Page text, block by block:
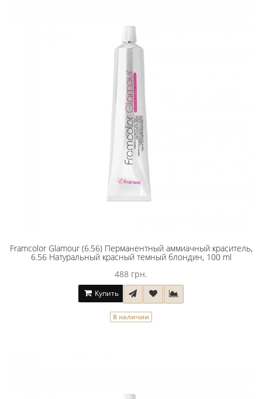
Framcolor Glamour (6.56) Перманентный аммиачный краситель,
6.56 Натуральный красный темный блондин, 100 ml
488 грн.
Купить
В наличии